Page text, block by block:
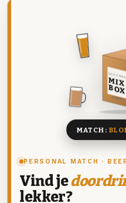
PERSONAL MATCH ·
Vind je
lekker?
DEZE
MIX
BOX
8 BIEREN
MATCH: